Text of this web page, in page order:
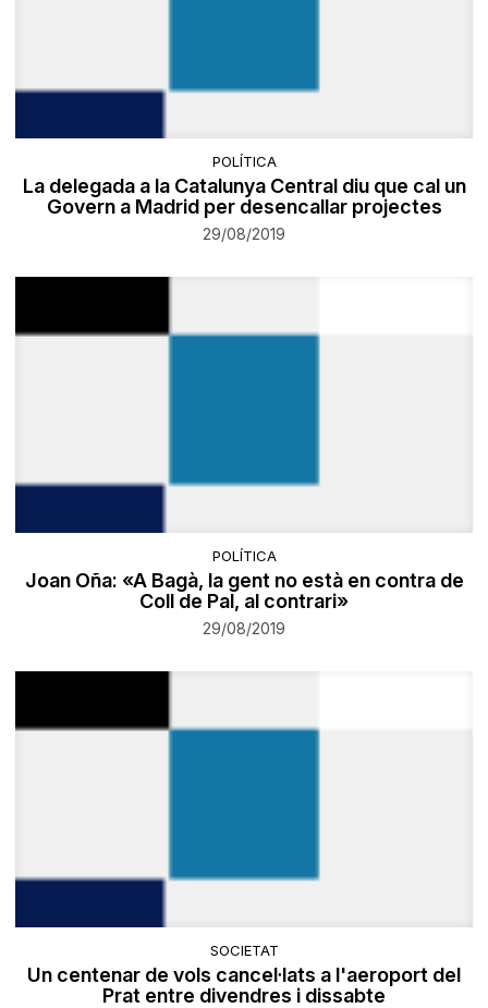
POLÍTICA
La delegada a la Catalunya Central diu que cal un
Govern a Madrid per desencallar projectes
29/08/2019
POLÍTICA
Joan Oña: «A Bagà, la gent no està en contra de
Coll de Pal, al contrari»
29/08/2019
SOCIETAT
Un centenar de vols cancel·lats a l'aeroport del
Prat entre divendres i dissabte